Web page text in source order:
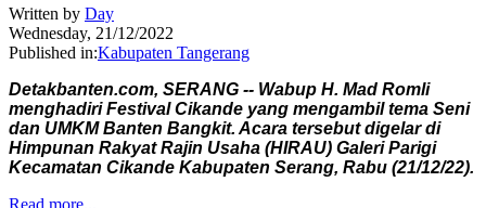
Written by Day
Wednesday, 21/12/2022
Published in:Kabupaten Tangerang
Detakbanten.com, SERANG -- Wabup H. Mad Romli
menghadiri Festival Cikande yang mengambil tema Seni
dan UMKM Banten Bangkit. Acara tersebut digelar di
Himpunan Rakyat Rajin Usaha (HIRAU) Galeri Parigi
Kecamatan Cikande Kabupaten Serang, Rabu (21/12/22).
Read more...